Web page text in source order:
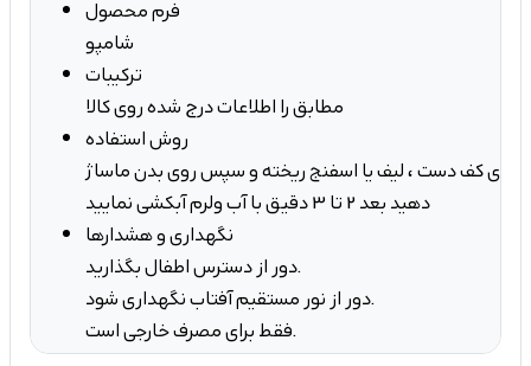
فرم محصول
شامپو
ترکیبات
مطابق را اطلاعات درج شده روی کالا
روش استفاده
روی کف دست ، لیف یا اسفنج ریخته و سپس روی بدن ماساژ
دهید بعد 2 تا 3 دقیق با آب ولرم آبکشی نمایید
نگهداری و هشدارها
دور از دسترس اطفال بگذارید.
دور از نور مستقیم آفتاب نگهداری شود.
فقط برای مصرف خارجی است.